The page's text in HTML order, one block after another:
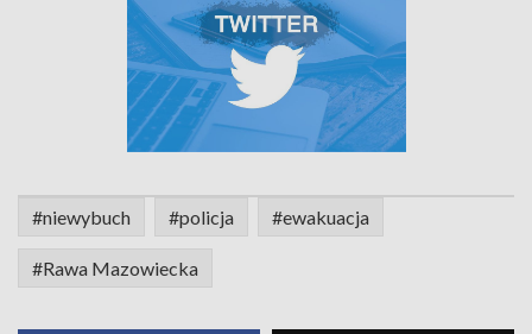
#niewybuch #policja #ewakuacja
#Rawa Mazowiecka